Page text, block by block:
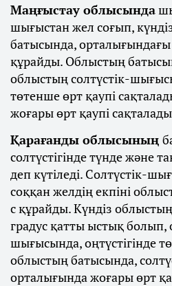
Маңғыстау облысында
шығыстан жел соғып,
батысында, орталығындағы
құрайды. Облыстың
облыстың солтүстік-
төтенше өрт қаупі
жоғары өрт қаупі
Қарағанды облысының
солтүстігінде түнде және
деп күтіледі. Солтүстік-
соққан желдің екпіні
с құрайды. Күндіз облыстың
градус қатты ыстық
шығысында, оңтүстігінде
облыстың батысында,
орталығында жоғары өрт